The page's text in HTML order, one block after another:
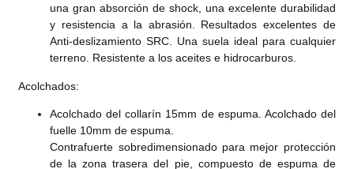
una gran absorción de shock, una excelente durabilidad
y resistencia a la abrasión. Resultados excelentes de
Anti-deslizamiento SRC. Una suela ideal para cualquier
terreno. Resistente a los aceites e hidrocarburos.
Acolchados:
Acolchado del collarín 15mm de espuma. Acolchado del
fuelle 10mm de espuma.
Contrafuerte sobredimensionado para mejor protección
de la zona trasera del pie, compuesto de espuma de